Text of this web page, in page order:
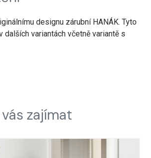
designu zárubní HANÁK. Tyto
dalších variantách včetně variantě s
zajímat